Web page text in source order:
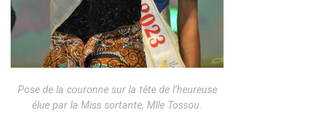
Pose de la couronne sur la tête de l’heureuse
élue par la Miss sortante, Mlle Tossou.